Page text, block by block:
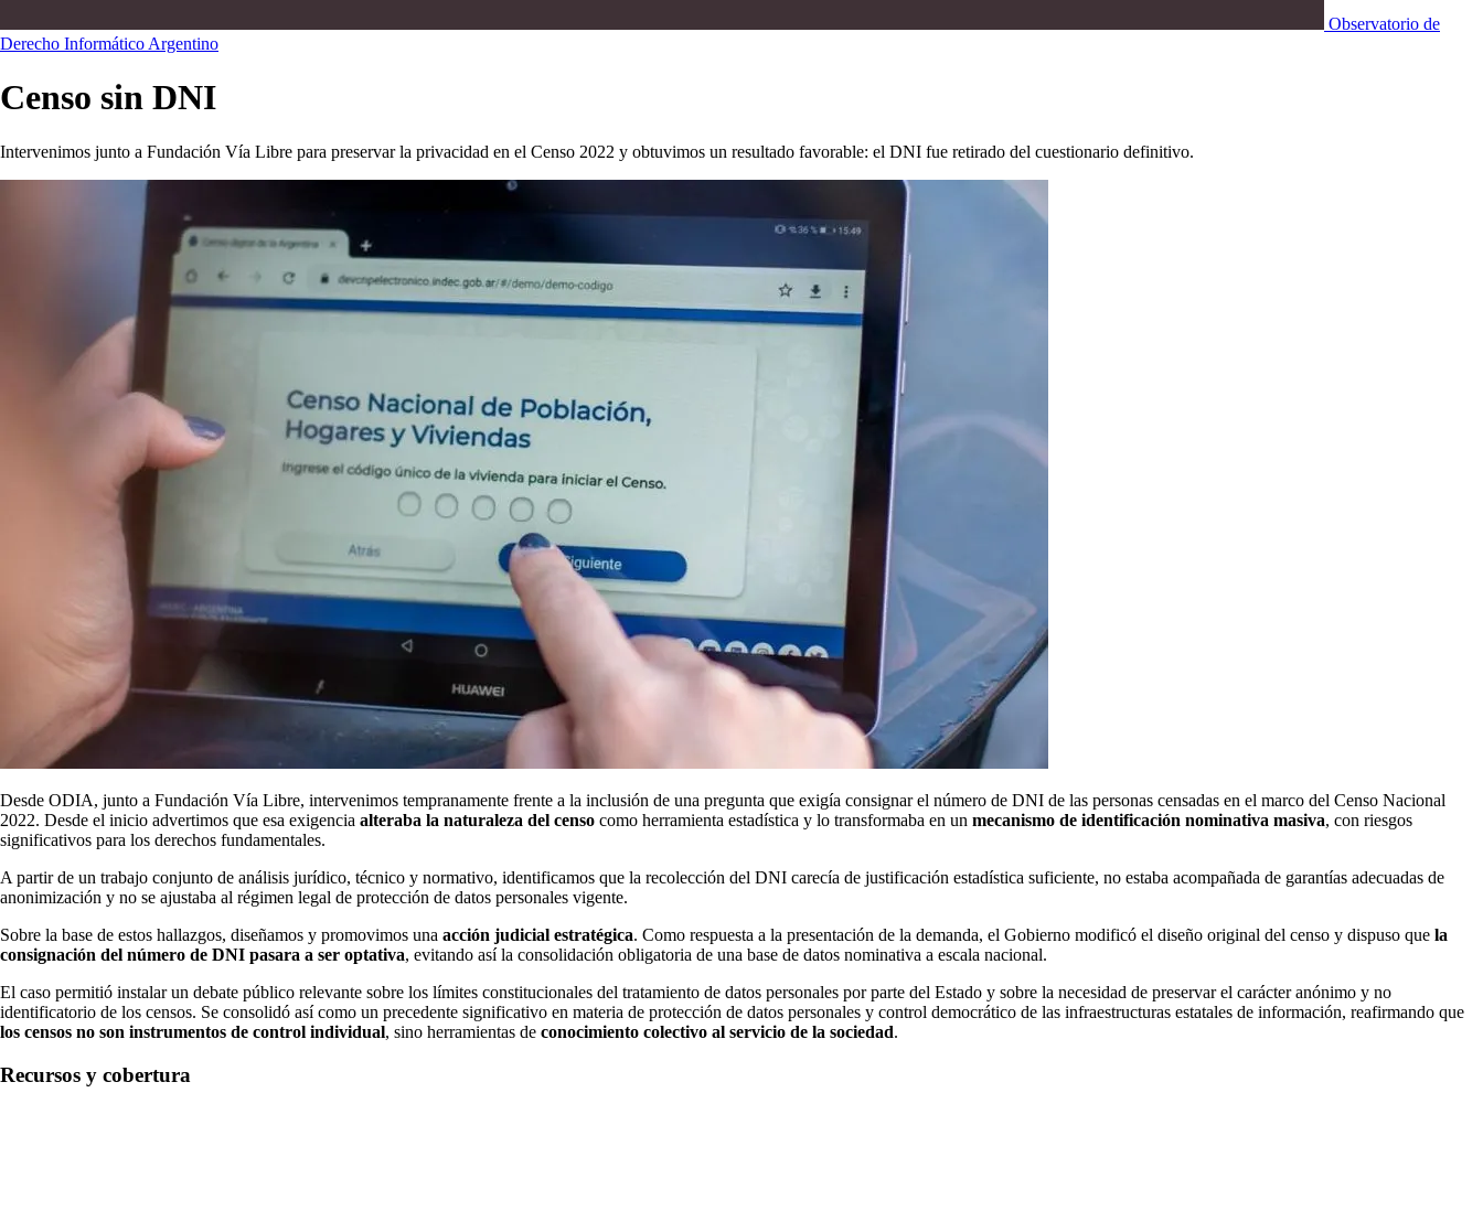
Observatorio de
Derecho Informático Argentino
Censo sin DNI
Intervenimos junto a Fundación Vía Libre para preservar la privacidad en el Censo 2022 y obtuvimos un resultado favorable: el DNI fue retirado del cuestionario definitivo.
Desde ODIA, junto a Fundación Vía Libre, intervenimos tempranamente frente a la inclusión de una pregunta que exigía consignar el número de DNI de las personas censadas en el marco del Censo Nacional
2022. Desde el inicio advertimos que esa exigencia alteraba la naturaleza del censo como herramienta estadística y lo transformaba en un mecanismo de identificación nominativa masiva, con riesgos
significativos para los derechos fundamentales.
A partir de un trabajo conjunto de análisis jurídico, técnico y normativo, identificamos que la recolección del DNI carecía de justificación estadística suficiente, no estaba acompañada de garantías adecuadas de
anonimización y no se ajustaba al régimen legal de protección de datos personales vigente.
Sobre la base de estos hallazgos, diseñamos y promovimos una acción judicial estratégica. Como respuesta a la presentación de la demanda, el Gobierno modificó el diseño original del censo y dispuso que la
consignación del número de DNI pasara a ser optativa, evitando así la consolidación obligatoria de una base de datos nominativa a escala nacional.
El caso permitió instalar un debate público relevante sobre los límites constitucionales del tratamiento de datos personales por parte del Estado y sobre la necesidad de preservar el carácter anónimo y no
identificatorio de los censos. Se consolidó así como un precedente significativo en materia de protección de datos personales y control democrático de las infraestructuras estatales de información, reafirmando que
los censos no son instrumentos de control individual, sino herramientas de conocimiento colectivo al servicio de la sociedad.
Recursos y cobertura